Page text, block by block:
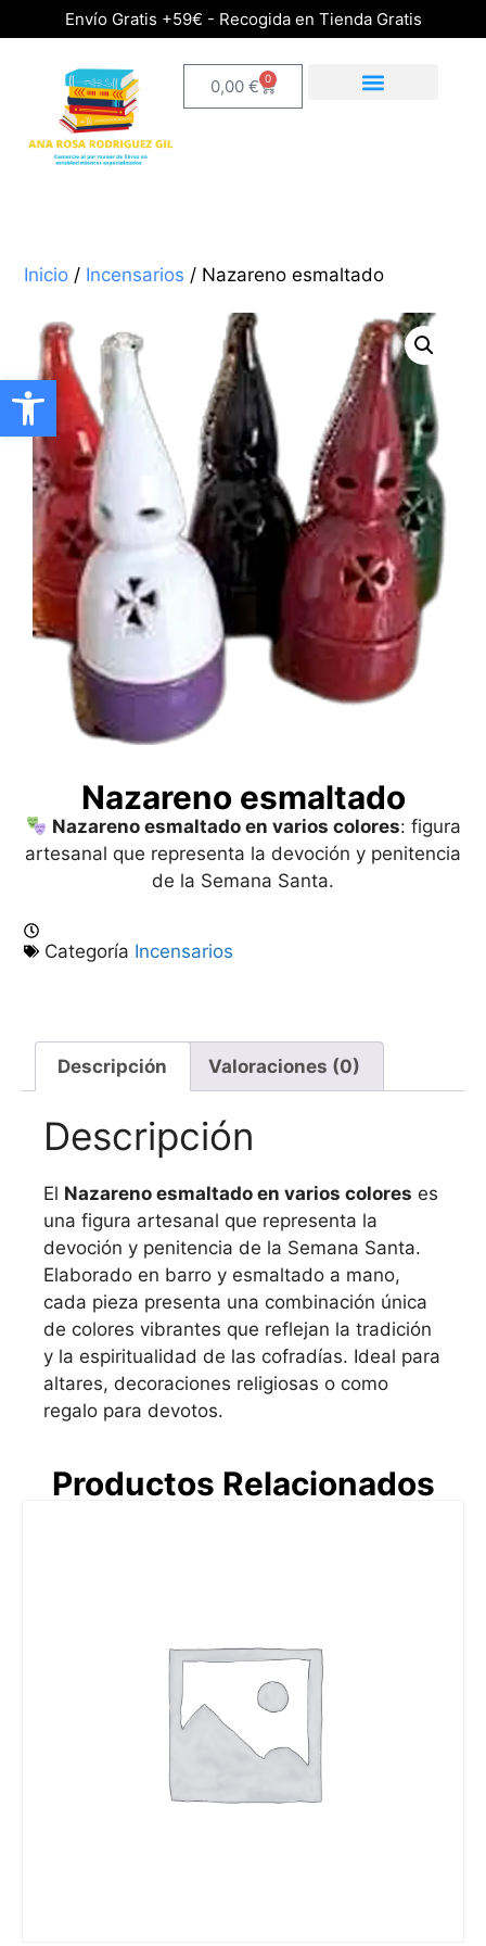
Abrir barra de herramientas
Envío Gratis +59€ - Recogida en Tienda Gratis
0,00 € 0
Nazareno esmaltado
Nazareno esmaltado en varios colores: figura
artesanal que representa la devoción y penitencia
de la Semana Santa.
Categoría Incensarios
Inicio / Incensarios / Nazareno esmaltado
Descripción Valoraciones (0)
Descripción
El Nazareno esmaltado en varios colores es
una figura artesanal que representa la
devoción y penitencia de la Semana Santa.
Elaborado en barro y esmaltado a mano,
cada pieza presenta una combinación única
de colores vibrantes que reflejan la tradición
y la espiritualidad de las cofradías. Ideal para
altares, decoraciones religiosas o como
regalo para devotos.
Productos Relacionados